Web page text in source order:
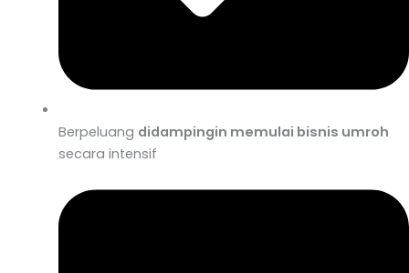
Berpeluang didampingin memulai bisnis umroh
secara intensif